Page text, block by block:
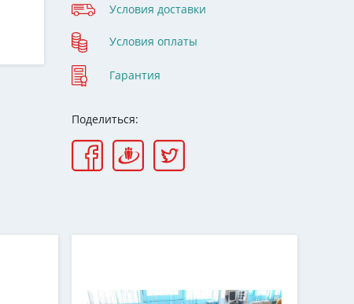
Условия доставки
Условия оплаты
Гарантия
Поделиться: